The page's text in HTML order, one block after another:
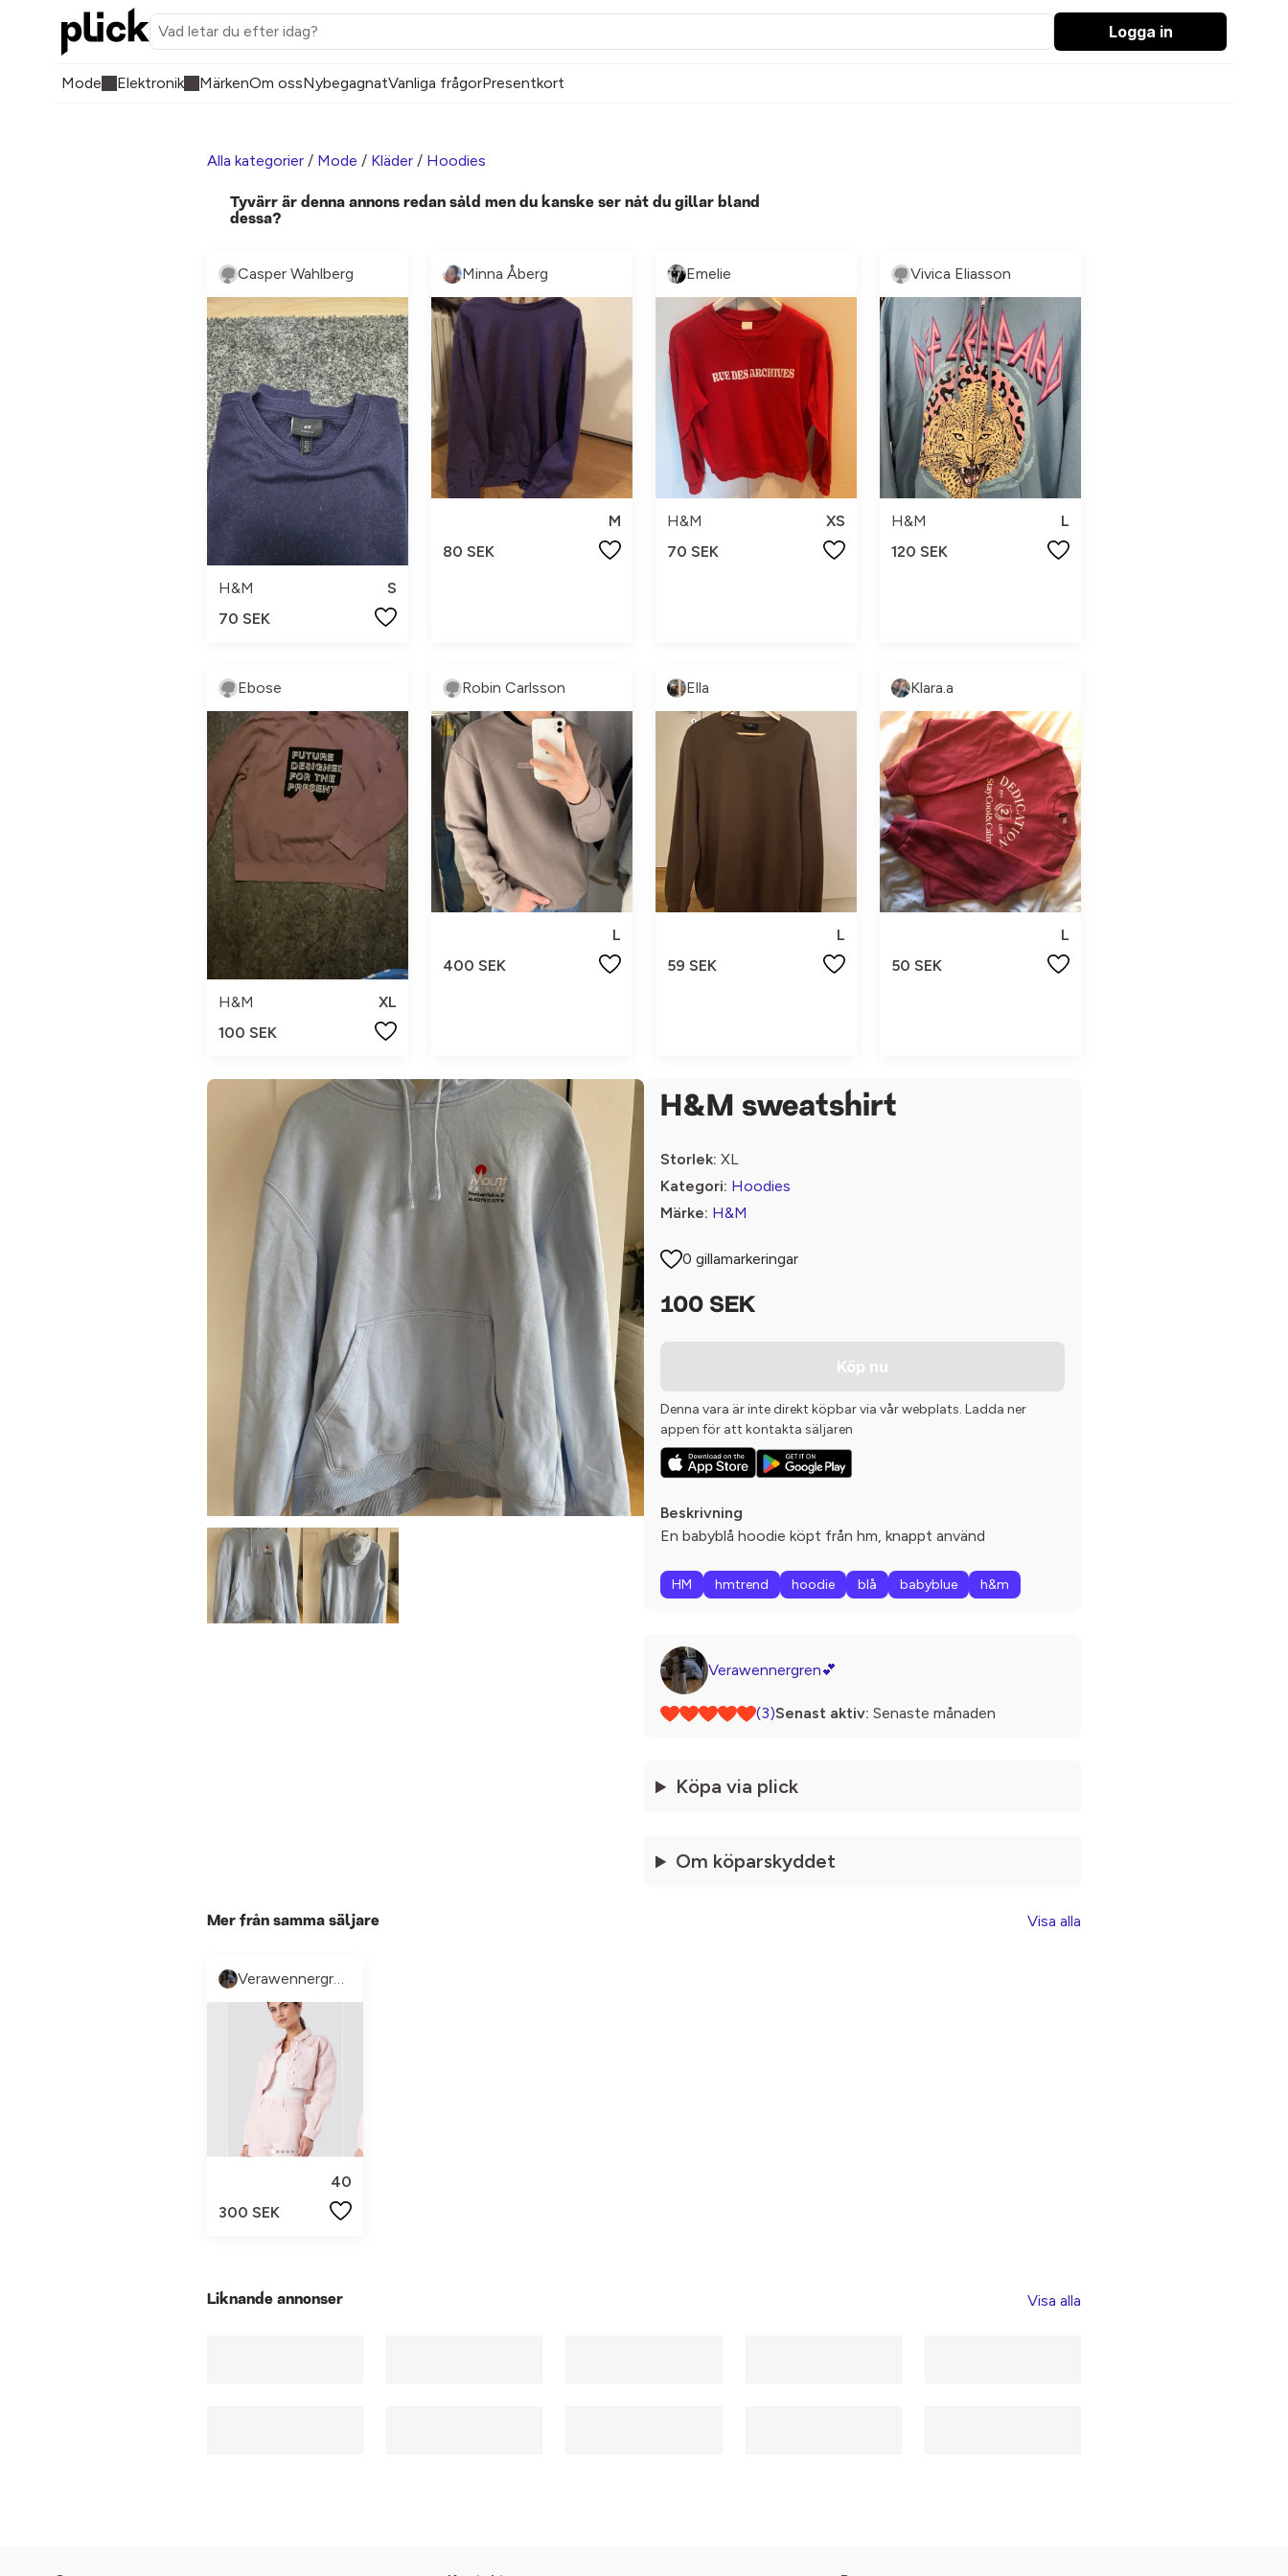
Logga in
Mode Elektronik MärkenOm ossNybegagnatVanliga frågorPresentkort
Alla kategorier / Mode / Kläder / Hoodies
Tyvärr är denna annons redan såld men du kanske ser nåt du gillar bland
dessa?
Casper Wahlberg
H&M
S
70 SEK
Minna Åberg
M
80 SEK
Emelie
H&M
XS
70 SEK
Vivica Eliasson
H&M
L
120 SEK
Ebose
H&M
XL
100 SEK
Robin Carlsson
L
400 SEK
Ella
L
59 SEK
Klara.a
L
50 SEK
H&M sweatshirt
Storlek: XL
Kategori: Hoodies
Märke: H&M
0 gillamarkeringar
100 SEK
Köp nu
Denna vara är inte direkt köpbar via vår webplats. Ladda ner
appen för att kontakta säljaren
Beskrivning
En babyblå hoodie köpt från hm, knappt använd
HM hmtrend hoodie blå babyblue h&m
Verawennergren💕
(3)Senast aktiv: Senaste månaden
Köpa via plick
Om köparskyddet
Mer från samma säljare Visa alla
Verawennergren💕
40
300 SEK
Liknande annonser Visa alla